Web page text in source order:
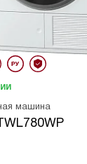
машина